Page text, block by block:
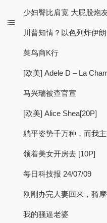
少妇臀比肩宽 大屁股炮
川普知情？以色列炸伊
菜鸟商K行
[欧美] Adele D – La
马兴瑞被查官宣
[欧美] Alice Shea[20P]
躺平姿势千万种，而我
领着美女开房去 [10P]
每日科技报 24/07/09
刚刚办完人妻回来，骑
我的骚逼老婆